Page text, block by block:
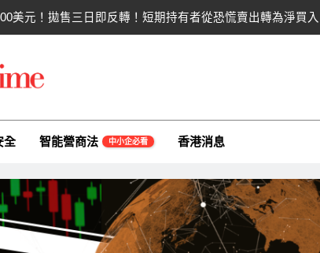
美元！拋售三日即反轉！短期持有者從恐慌賣出轉為淨買入
法案最後闖關！開發者免責與總統道德條款成兩大障礙
幣區間壓縮！100日均線1,920成關鍵 期貨槓桿比率逼近0.65
日吸金6.26億美元！貝萊德IBIT獨佔4.79億，華爾街重拾信心
法案最後闖關！開發者免責與總統道德條款成兩大障礙
、加密貨幣、元宇宙及金融科技FinTech等資訊。
全 智能營商法 中小企必看 香港消息